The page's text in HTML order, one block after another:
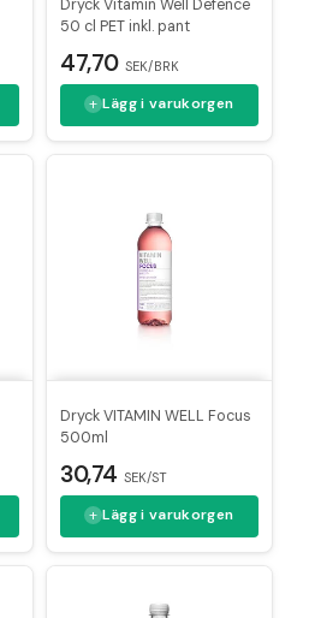
Dryck Vitamin Well Defence
50 cl PET inkl. pant
47,70 SEK/BRK
Lägg i varukorgen
Dryck VITAMIN WELL Focus
500ml
30,74 SEK/ST
Lägg i varukorgen